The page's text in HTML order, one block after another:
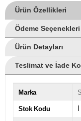
Ürün Özellikleri
Ödeme Seçenekleri
Ürün Detayları
Teslimat ve İade
Marka
Stok Kodu